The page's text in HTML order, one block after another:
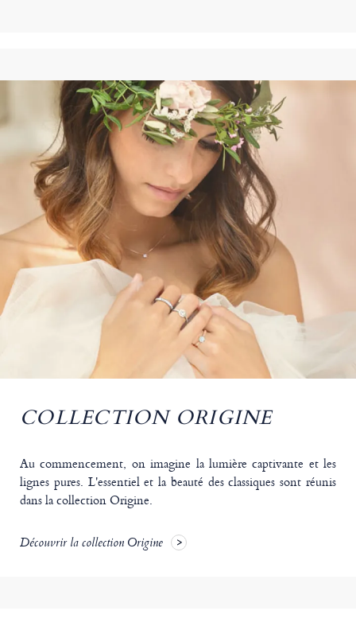
COLLECTION ORIGINE
Au commencement, on imagine la lumière captivante et les
lignes pures. L'essentiel et la beauté des classiques sont réunis
dans la collection Origine.
Découvrir la collection Origine